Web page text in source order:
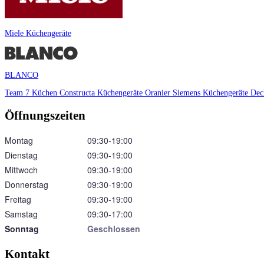
Miele Küchengeräte
BLANCO
Team 7 Küchen Constructa Küchengeräte Oranier Siemens Küchengeräte
Öffnungszeiten
Montag
09:30‑19:00
Dienstag
09:30‑19:00
Mittwoch
09:30‑19:00
Donnerstag
09:30‑19:00
Freitag
09:30‑19:00
Samstag
09:30‑17:00
Sonntag
Geschlossen
Kontakt